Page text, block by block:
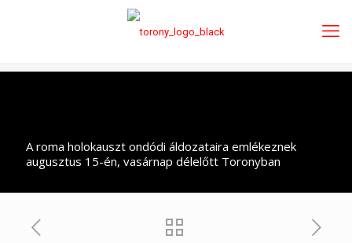
A roma holokauszt ondódi áldozataira emlékeznek
augusztus 15-én, vasárnap délelőtt Toronyban